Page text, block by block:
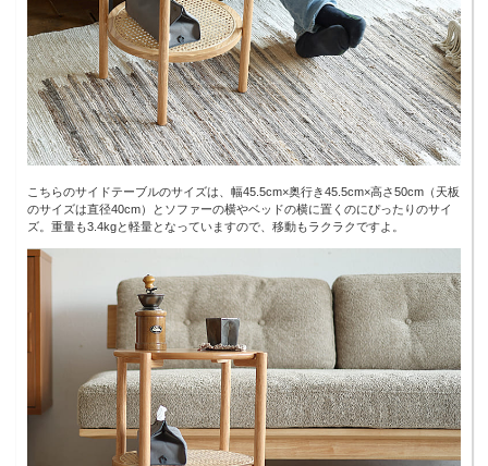
こちらのサイドテーブルのサイズは、幅45.5cm×奥行き45.5cm×高さ50cm（天板
のサイズは直径40cm）とソファーの横やベッドの横に置くのにぴったりのサイ
ズ。重量も3.4kgと軽量となっていますので、移動もラクラクですよ。